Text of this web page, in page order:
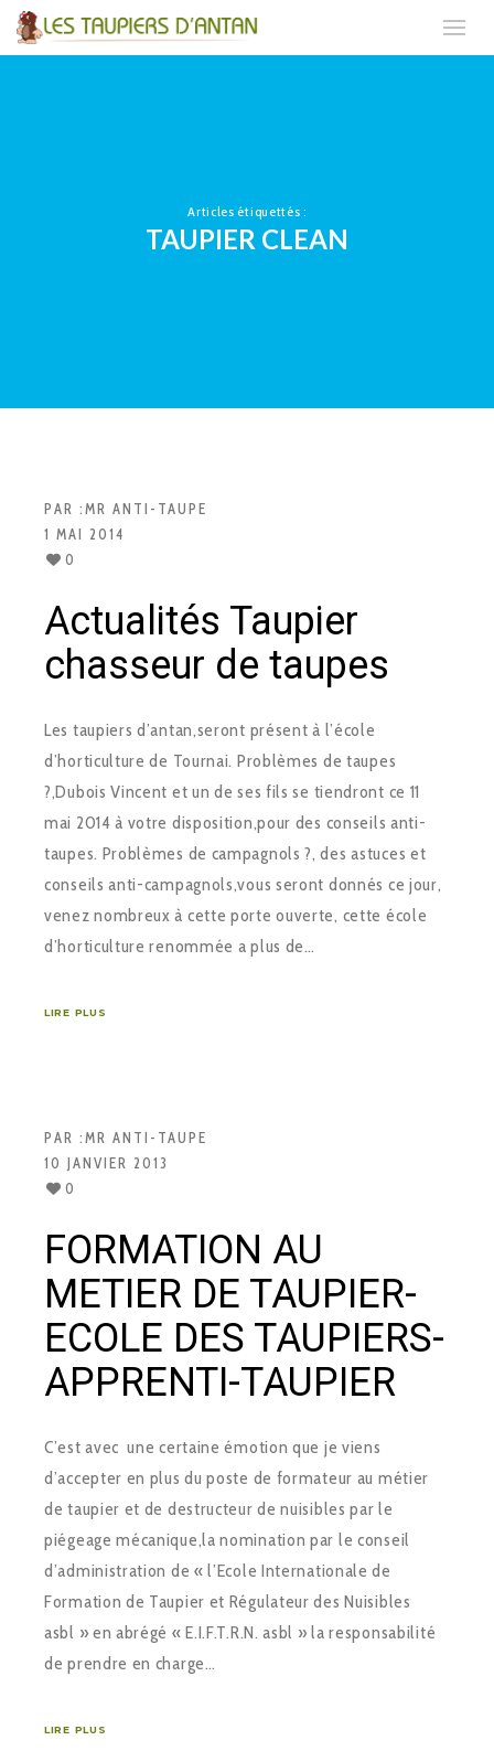
Articles étiquettés :
TAUPIER CLEAN
PAR :MR ANTI-TAUPE
1 MAI 2014
0
Actualités Taupier
chasseur de taupes
Les taupiers d’antan,seront présent à l’école
d’horticulture de Tournai. Problèmes de taupes
?,Dubois Vincent et un de ses fils se tiendront ce 11
mai 2014 à votre disposition,pour des conseils anti-
taupes. Problèmes de campagnols ?, des astuces et
conseils anti-campagnols,vous seront donnés ce jour,
venez nombreux à cette porte ouverte, cette école
d’horticulture renommée a plus de…
LIRE PLUS
PAR :MR ANTI-TAUPE
10 JANVIER 2013
0
FORMATION AU
METIER DE TAUPIER-
ECOLE DES TAUPIERS-
APPRENTI-TAUPIER
C’est avec une certaine émotion que je viens
d’accepter en plus du poste de formateur au métier
de taupier et de destructeur de nuisibles par le
piégeage mécanique,la nomination par le conseil
d’administration de « l’Ecole Internationale de
Formation de Taupier et Régulateur des Nuisibles
asbl » en abrégé « E.I.F.T.R.N. asbl » la responsabilité
de prendre en charge…
LIRE PLUS